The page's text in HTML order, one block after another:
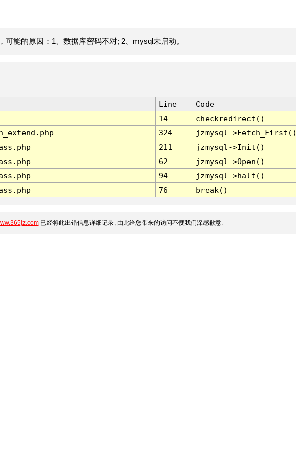
能的原因：1、数据库密码不对; 2、mysql未启动。
Line
Code
14
checkredirect()
324
jzmysql-
211
jzmysql->Init()
62
jzmysql->Open()
94
jzmysql->halt()
76 break()
已经将此出错信息详细记录, 由此给您带来的访问不便我们深感歉意.